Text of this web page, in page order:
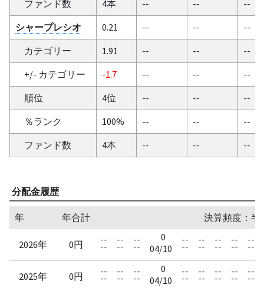
ファンド数 4本 -- --
--
シャープレシオ
0.21 -- --
--
カテゴリー
1.91 -- --
--
+/- カテゴリー
-1.7 -- --
--
順位
4位 -- --
--
％ランク
100% -- --
--
ファンド数
4本 -- -- --
分配金履歴
年 年合計 決算頻度：半
2026年 0円 --
--
--
--
--
--
0
04/10
--
--
--
--
--
--
--
--
--
--
2025年 0円 --
--
--
--
--
--
0
04/10
--
--
--
--
--
--
--
--
--
--